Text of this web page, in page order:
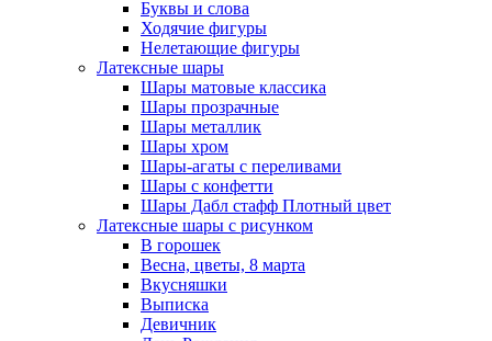
Буквы и слова
Ходячие фигуры
Нелетающие фигуры
Латексные шары
Шары матовые классика
Шары прозрачные
Шары металлик
Шары хром
Шары-агаты с переливами
Шары с конфетти
Шары Дабл стафф Плотный цвет
Латексные шары с рисунком
В горошек
Весна, цветы, 8 марта
Вкусняшки
Выписка
Девичник